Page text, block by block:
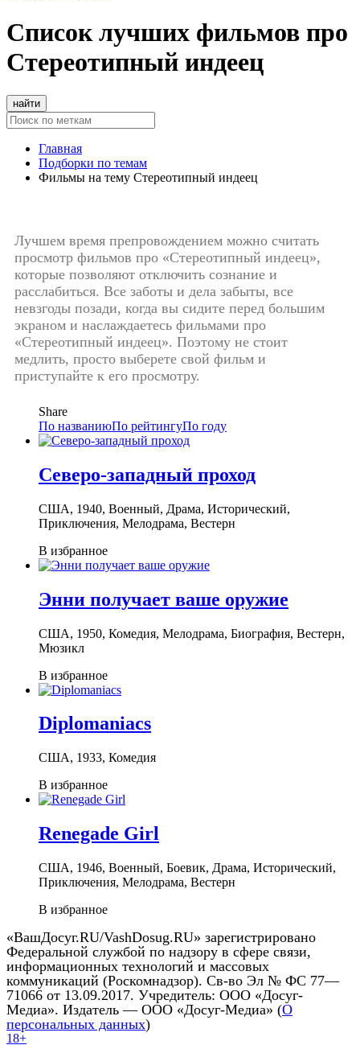
Список лучших фильмов про
Стереотипный индеец
найти
Главная
Подборки по темам
Фильмы на тему Стереотипный индеец
Лучшем время препровождением можно считать
просмотр фильмов про «Стереотипный индеец»,
которые позволяют отключить сознание и
расслабиться. Все заботы и дела забыты, все
невзгоды позади, когда вы сидите перед большим
экраном и наслаждаетесь фильмами про
«Стереотипный индеец». Поэтому не стоит
медлить, просто выберете свой фильм и
приступайте к его просмотру.
Share
По названиюПо рейтингуПо году
Северо-западный проход
США, 1940, Военный, Драма, Исторический,
Приключения, Мелодрама, Вестерн
В избранное
Энни получает ваше оружие
США, 1950, Комедия, Мелодрама, Биография, Вестерн,
Мюзикл
В избранное
Diplomaniacs
США, 1933, Комедия
В избранное
Renegade Girl
США, 1946, Военный, Боевик, Драма, Исторический,
Приключения, Мелодрама, Вестерн
В избранное
«ВашДосуг.RU/VashDosug.RU» зарегистрировано
Федеральной службой по надзору в сфере связи,
информационных технологий и массовых
коммуникаций (Роскомнадзор). Св-во Эл № ФС 77—
71066 от 13.09.2017. Учредитель: ООО «Досуг-
Медиа». Издатель — ООО «Досуг-Медиа» (О
персональных данных)
18+